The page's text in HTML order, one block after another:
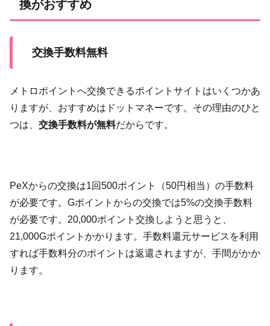
換がおすすめ
交換手数料無料
メトロポイントへ交換できるポイントサイトはいくつかあ
りますが、おすすめはドットマネーです。その理由のひと
つは、 交換手数料が無料だからです。
PeXからの交換は1回500ポイント（50円相当）の手数料
が必要です。Gポイントからの交換では5%の交換手数料
が必要です。20,000ポイント交換しようと思うと、
21,000Gポイントかかります。手数料還元サービスを利用
すれば手数料分のポイントは返還されますが、手間がかか
ります。